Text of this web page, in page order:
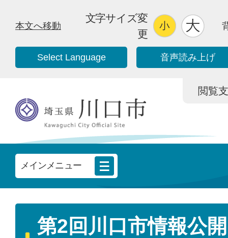
本文へ移動
文字サイズ変
更
Select Language 音声読み上げ
閲覧
メインメニュー
第2回川口市情報公